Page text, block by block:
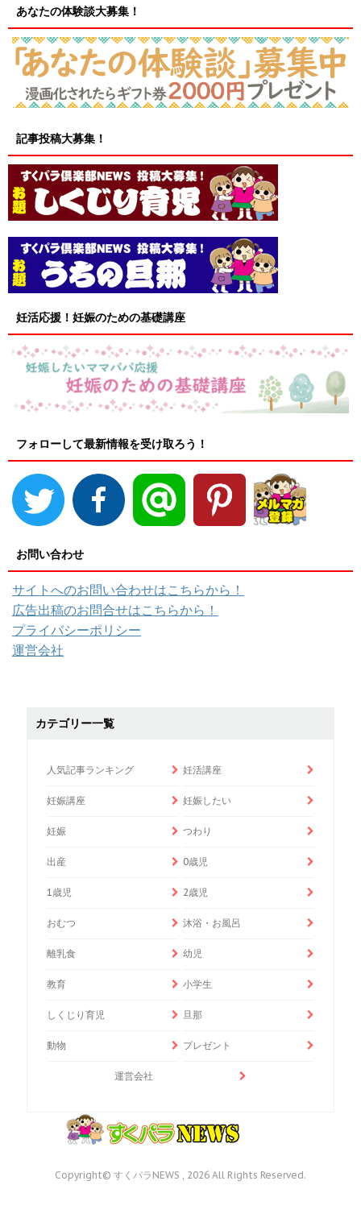
あなたの体験談大募集！
記事投稿大募集！
妊活応援！妊娠のための基礎講座
フォローして最新情報を受け取ろう！
お問い合わせ
サイトへのお問い合わせはこちらから！
広告出稿のお問合せはこちらから！
プライバシーポリシー
運営会社
カテゴリー一覧
人気記事ランキング 妊活講座
妊娠講座 妊娠したい
妊娠 つわり
出産 0歳児
1歳児 2歳児
おむつ 沐浴・お風呂
離乳食 幼児
教育 小学生
しくじり育児 旦那
動物 プレゼント
運営会社
Copyright© すくパラNEWS , 2026 All Rights Reserved.